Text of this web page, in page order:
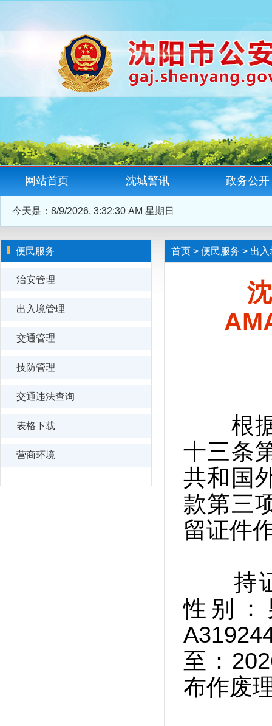
网站首页 沈城警讯 政务公开
今天是： 8/9/2026, 3:32:31 AM 星期日
便民服务
治安管理
出入境管理
交通管理
技防管理
交通违法查询
表格下载
营商环境
首页 > 便民服务 > 出入
根据
十三条
共和国
款第三
留证件
持证
性别
至：
布作废